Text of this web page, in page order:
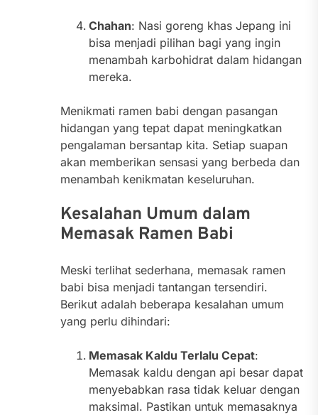
Chahan: Nasi goreng khas Jepang ini
bisa menjadi pilihan bagi yang ingin
menambah karbohidrat dalam hidangan
mereka.
Menikmati ramen babi dengan pasangan
hidangan yang tepat dapat meningkatkan
pengalaman bersantap kita. Setiap suapan
akan memberikan sensasi yang berbeda dan
menambah kenikmatan keseluruhan.
Kesalahan Umum dalam
Memasak Ramen Babi
Meski terlihat sederhana, memasak ramen
babi bisa menjadi tantangan tersendiri.
Berikut adalah beberapa kesalahan umum
yang perlu dihindari:
Memasak Kaldu Terlalu Cepat:
Memasak kaldu dengan api besar dapat
menyebabkan rasa tidak keluar dengan
maksimal. Pastikan untuk memasaknya